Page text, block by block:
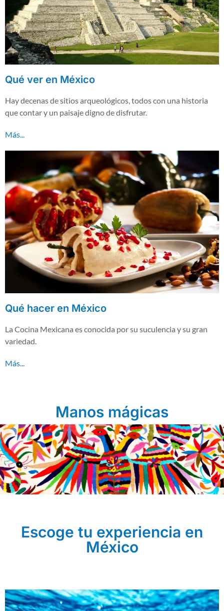
Qué ver en México
Hay decenas de sitios arqueológicos, todos con una historia
que contar y un paisaje digno de disfrutar.
Más...
Qué hacer en México
La Cocina Mexicana es conocida por su suculencia y su gran
variedad.
Más...
Manos mágicas
Escoge tu experiencia en
México